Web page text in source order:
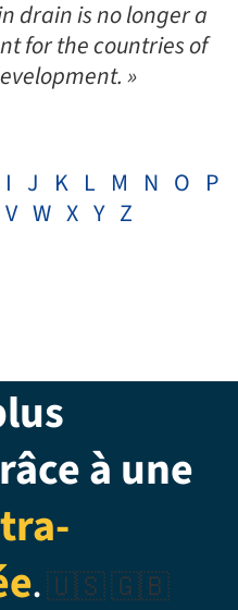
drain is no longer a
for the countries of
»
I J K L M N O P
V W X Y Z
à une
.🇺🇸 🇬🇧